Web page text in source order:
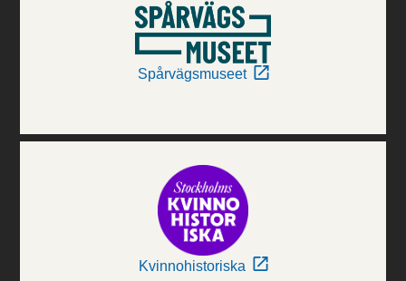
Spårvägsmuseet
Kvinnohistoriska